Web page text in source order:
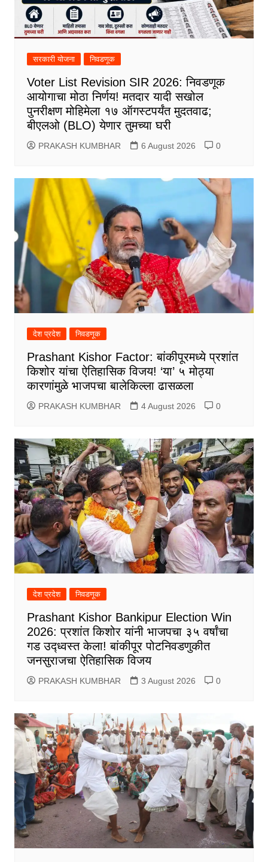
सरकारी योजना निवडणूक
Voter List Revision SIR 2026: निवडणूक
आयोगाचा मोठा निर्णय! मतदार यादी सखोल
पुनरीक्षण मोहिमेला १७ ऑगस्टपर्यंत मुदतवाढ;
बीएलओ (BLO) येणार तुमच्या घरी
PRAKASH KUMBHAR 6 August 2026 0
देश प्रदेश निवडणूक
Prashant Kishor Factor: बांकीपूरमध्ये प्रशांत
किशोर यांचा ऐतिहासिक विजय! ‘या’ ५ मोठ्या
कारणांमुळे भाजपचा बालेकिल्ला ढासळला
PRAKASH KUMBHAR 4 August 2026 0
देश प्रदेश निवडणूक
Prashant Kishor Bankipur Election Win
2026: प्रशांत किशोर यांनी भाजपचा ३५ वर्षांचा
गड उद्ध्वस्त केला! बांकीपूर पोटनिवडणुकीत
जनसुराजचा ऐतिहासिक विजय
PRAKASH KUMBHAR 3 August 2026 0